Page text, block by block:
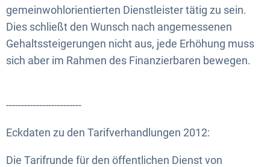
gemeinwohlorientierten Dienstleister tätig zu sein.
Dies schließt den Wunsch nach angemessenen
Gehaltssteigerungen nicht aus, jede Erhöhung muss
sich aber im Rahmen des Finanzierbaren bewegen.
-------------------------
Eckdaten zu den Tarifverhandlungen 2012:
Die Tarifrunde für den öffentlichen Dienst von